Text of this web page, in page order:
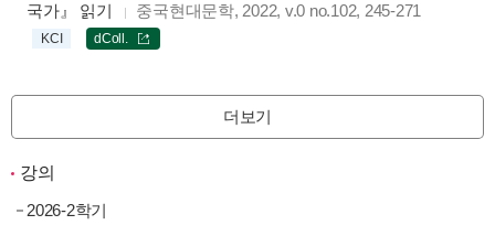
국가』 읽기
중국현대문학, 2022, v.0 no.102, 245-271
KCI dColl.
더보기
강의
2026-2학기